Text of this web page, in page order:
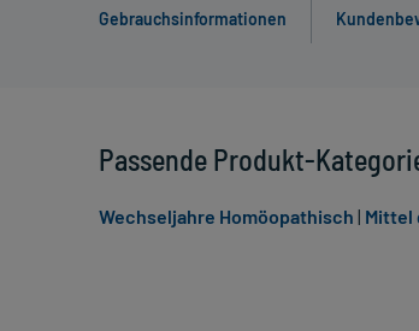
Gebrauchsinformationen
Passende Produkt-
Wechseljahre Homöopathisch | Mittel